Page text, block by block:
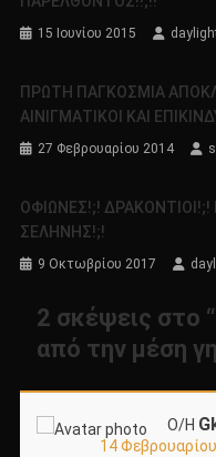
15 Ιουνίου 2015
ΠΡΩΤΗ ΠΑΓΚΟΣΜΙΑ
ΑΙΝΙΓΜΑΤΙΚΟΙ ΚΑΙ
27 Φεβρουαρίου 2014
ΟΦΙΩΝΕΣ!;!
ΣΕΛΗΝΗΣ!;!
9 Οκτωβρίου 2017
2 σκέψεις στο “
από την μέση
Ο/Η
14